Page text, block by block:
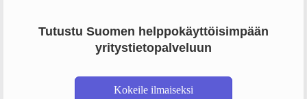
Tutustu Suomen helppokäyttöisimpään
yritystietopalveluun
Kokeile ilmaiseksi